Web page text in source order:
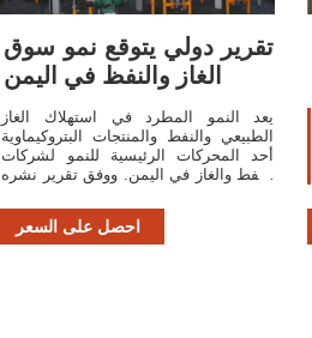
تقرير دولي يتوقع نمو سوق
الغاز والنفظ في اليمن
يعد النمو المطرد في استهلاك الغاز
الطبيعي والنفط والمنتجات البتروكيماوية
أحد المحركات الرئيسية للنمو لشركات
النفط والغاز في اليمن. ووفق تقرير نشره
الأبحاث الاقتصاديةـ يمكن للشركات
احصل على السعر